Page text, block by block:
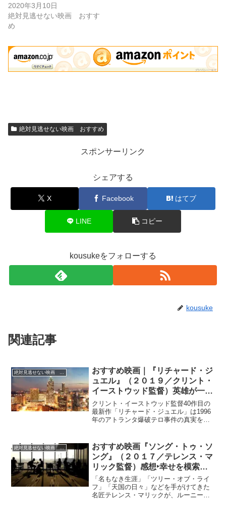
2020年3月10日
絶対見逃せない映画 おすす
め
絶対見逃せない映画 おすすめ
スポンサーリンク
シェアする
X Facebook はてブ
LINE コピー
kousukeをフォローする
kousuke
関連記事
おすすめ映画｜『リチャード・ジ
ュエル』（２０１９／クリント・
イーストウッド監督）英雄が一瞬
にして容疑者に！
クリント・イーストウッド監督40作目の
最新作「リチャード・ジュエル」は1996
年のアトランタ爆破テロ事件の真実を描
疑者にされてしまった“世界一不幸な男が
名誉挽回を語す実話に基づく映画。
おすすめ映画『ソング・トゥ・ソ
ング』（２０１７／テレンス・マ
リック監督）感想‣幸せを模索す
る男女4人の人生模様を描く
「名もなき生涯」「ツリー・オブ・ライ
フ」「天国の日々」などを手がけてきた
名匠テレンス・マリックが、ルーニー・